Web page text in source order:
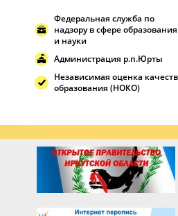
Федеральная служба по
надзору в сфере образования
и науки
Администрация р.п.Юрты
Независимая оценка
образования (НОКО)